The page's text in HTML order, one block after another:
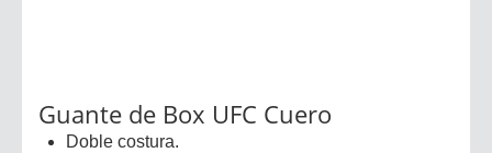
Guante de Box UFC Cuero
Doble costura.